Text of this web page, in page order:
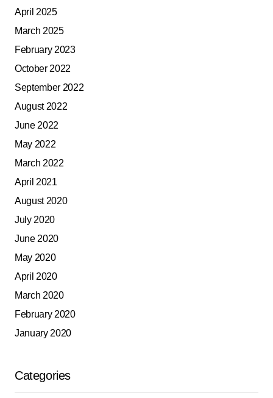
April 2025
March 2025
February 2023
October 2022
September 2022
August 2022
June 2022
May 2022
March 2022
April 2021
August 2020
July 2020
June 2020
May 2020
April 2020
March 2020
February 2020
January 2020
Categories